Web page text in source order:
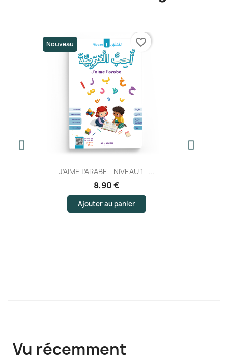
J’AIME L’ARABE - NIVEAU 1 -...
8,90 €
Ajouter au panier
Nouveau favorite_border
Vu récemment